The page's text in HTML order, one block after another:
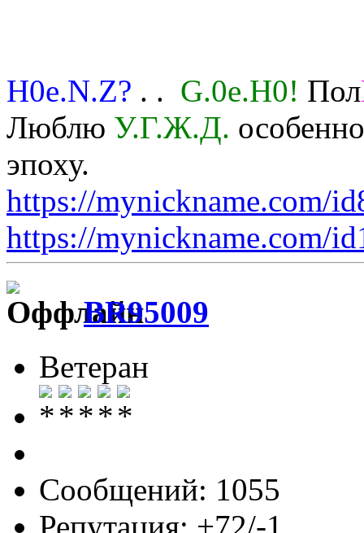
H0e.N.Z? . . G.0e.H0! Пол
Люблю У.Г.Ж.Д.
эпоху.
https://mynickname.com/
https://mynickname.com/
BR95009
Ветеран
Сообщений: 1055
Репутация: +72/-1